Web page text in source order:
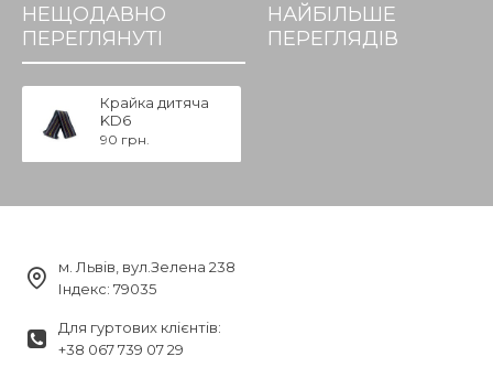
НЕЩОДАВНО
ПЕРЕГЛЯНУТІ
НАЙБІЛЬШЕ
ПЕРЕГЛЯДІВ
Крайка дитяча
KD6
90 грн.
м. Львів, вул.Зелена 238
Індекс: 79035
Для гуртових клієнтів:
+38 067 739 07 29